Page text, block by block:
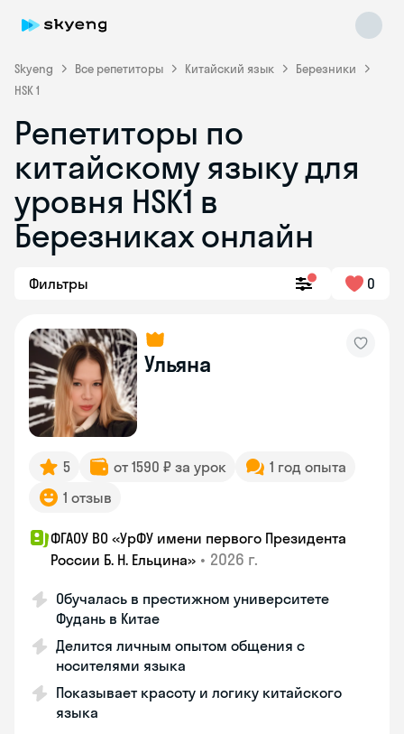
Skyeng Все репетиторы Китайский язык
Березники
HSK 1
Репетиторы по
китайскому языку для
уровня HSK1 в
Березниках онлайн
Фильтры 0
Ульяна
5 от 1590 ₽ за урок
1 год опыта
1 отзыв
ФГАОУ ВО «УрФУ имени первого Президента
России Б. Н. Ельцина» • 2026 г.
Обучалась в престижном университете
Фудань в Китае
Делится личным опытом общения с
носителями языка
Показывает красоту и логику китайского
языка
Skyeng Chat